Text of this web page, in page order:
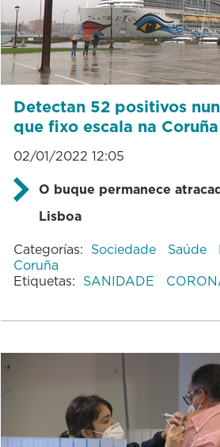
Detectan 52 positivos
que fixo escala na
02/01/2022 12:05
O buque permanece
Lisboa
Categorías: Sociedade Saúde
Coruña
Etiquetas: SANIDADE